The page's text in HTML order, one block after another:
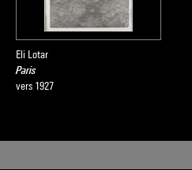
Eli Lotar
Paris
vers 1927